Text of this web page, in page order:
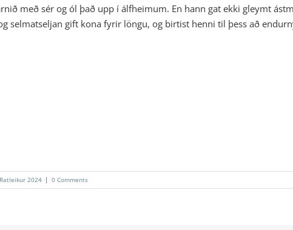
með sér og ól það upp í álfheimum. En hann gat ekki gleymt
selmatseljan gift kona fyrir löngu, og birtist henni til þess að
Ratleikur 2024 | 0 Comments